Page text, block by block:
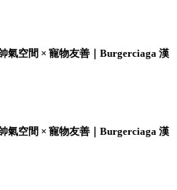
氣空間 × 寵物友善｜Burgerciaga 漢
氣空間 × 寵物友善｜Burgerciaga 漢